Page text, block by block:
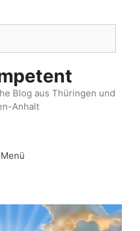
Blog aus Thüringen und
Anhalt
Menü